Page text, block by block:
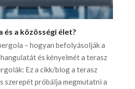
és a közösségi élet?
– hogyan befolyásolják a
és kényelmét a terasz
Ez a cikk/blog a terasz
szerepét próbálja megmutatni a